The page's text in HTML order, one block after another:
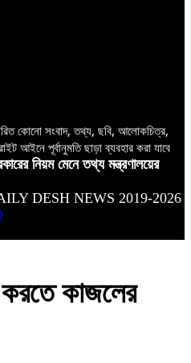
কোনো সংবাদ, তথ্য, ছবি, আলোকচিত্র,
আইনে পূর্বানুমতি ছাড়া ব্যবহার করা যাবে
নিয়ম মেনে তথ্য মন্ত্রণালয়ের
DESH NEWS 2019-2026
কাজলের